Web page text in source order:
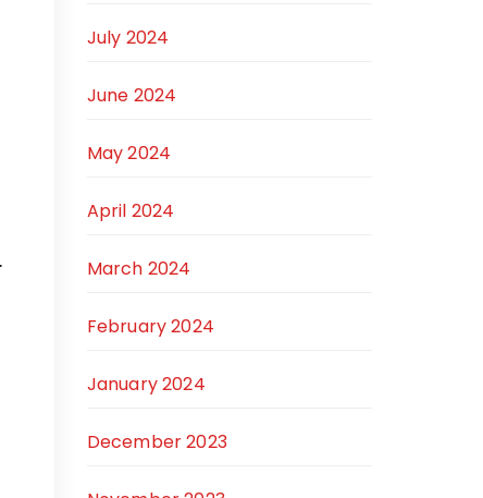
July 2024
June 2024
May 2024
April 2024
March 2024
February 2024
January 2024
December 2023